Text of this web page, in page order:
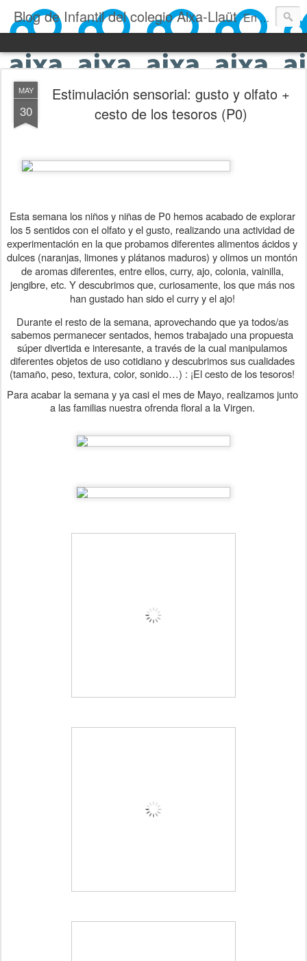
Blog de Infantil del colegio Aixa-Llaüt En nuestro blog verás las actividades del día a día de Infantil, de los alumnos de 0 a 6 años: los talleres, los experimentos, las rutinas, las clases, los patios, etc. ¡Todo aquello que los más pequeños no saben contar!
MAY
30
Estimulación sensorial: gusto y olfato +
cesto de los tesoros (P0)
Esta semana los niños y niñas de P0 hemos acabado de explorar
los 5 sentidos con el olfato y el gusto, realizando una actividad de
experimentación en la que probamos diferentes alimentos ácidos y
dulces (naranjas, limones y plátanos maduros) y olimos un montón
de aromas diferentes, entre ellos, curry, ajo, colonia, vainilla,
jengibre, etc. Y descubrimos que, curiosamente, los que más nos
han gustado han sido el curry y el ajo!
Durante el resto de la semana, aprovechando que ya todos/as
sabemos permanecer sentados, hemos trabajado una propuesta
súper divertida e interesante, a través de la cual manipulamos
diferentes objetos de uso cotidiano y descubrimos sus cualidades
(tamaño, peso, textura, color, sonido…) : ¡El cesto de los tesoros!
Para acabar la semana y ya casi el mes de Mayo, realizamos junto
a las familias nuestra ofrenda floral a la Virgen.